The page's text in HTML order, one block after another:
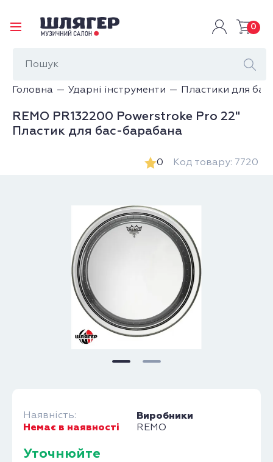
0
Головна Ударні інструменти Пластики для
REMO PR132200 Powerstroke Pro 22"
Пластик для бас-барабана
0 Код товару: 7720
Наявність:
Немає в наявності
Виробники
REMO
Уточнюйте